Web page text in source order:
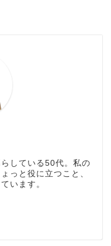
している50代。私の
っと役に立つこと、
います。